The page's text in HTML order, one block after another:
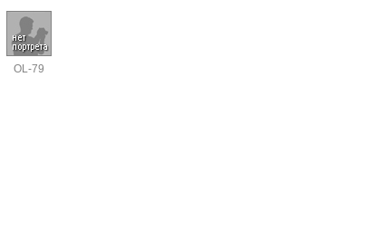
OL-79